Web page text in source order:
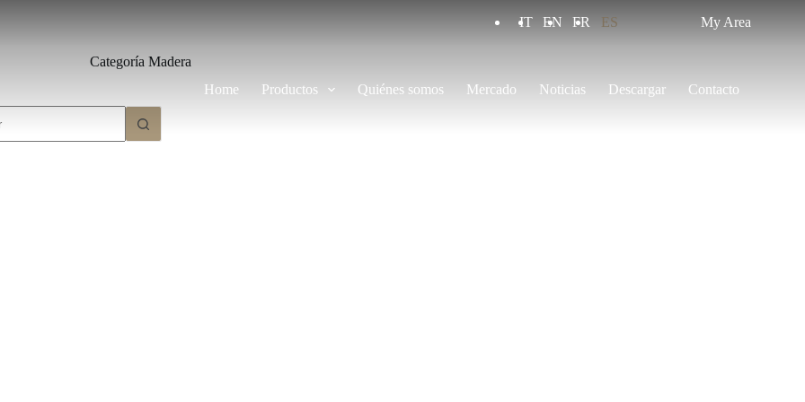
IT EN FR ES My Area
Home Productos Quiénes somos Mercado Noticias Descargar Contacto
Categoría Madera